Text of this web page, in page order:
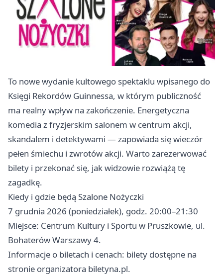
To nowe wydanie kultowego spektaklu wpisanego do
Księgi Rekordów Guinnessa, w którym publiczność
ma realny wpływ na zakończenie. Energetyczna
komedia z fryzjerskim salonem w centrum akcji,
skandalem i detektywami — zapowiada się wieczór
pełen śmiechu i zwrotów akcji. Warto zarezerwować
bilety i przekonać się, jak widzowie rozwiążą tę
zagadkę.
Kiedy i gdzie będą Szalone Nożyczki
7 grudnia 2026 (poniedziałek), godz. 20:00–21:30
Miejsce: Centrum Kultury i Sportu w Pruszkowie, ul.
Bohaterów Warszawy 4.
Informacje o biletach i cenach: bilety dostępne na
stronie organizatora biletyna.pl.